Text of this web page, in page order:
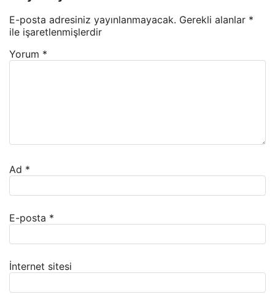
E-posta adresiniz yayınlanmayacak. Gerekli alanlar *
ile işaretlenmişlerdir
Yorum *
Ad *
E-posta *
İnternet sitesi